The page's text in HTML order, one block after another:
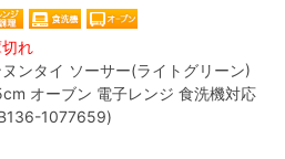
れ
ヌンタイ ソーサー(ライトグリーン)
オーブン 電子レンジ 食洗機対応
1077659)